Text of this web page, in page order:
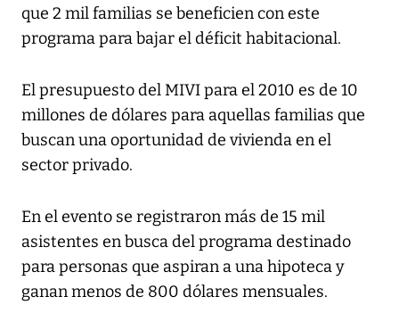
que 2 mil familias se beneficien con este
programa para bajar el déficit habitacional.
El presupuesto del MIVI para el 2010 es de 10
millones de dólares para aquellas familias que
buscan una oportunidad de vivienda en el
sector privado.
En el evento se registraron más de 15 mil
asistentes en busca del programa destinado
para personas que aspiran a una hipoteca y
ganan menos de 800 dólares mensuales.